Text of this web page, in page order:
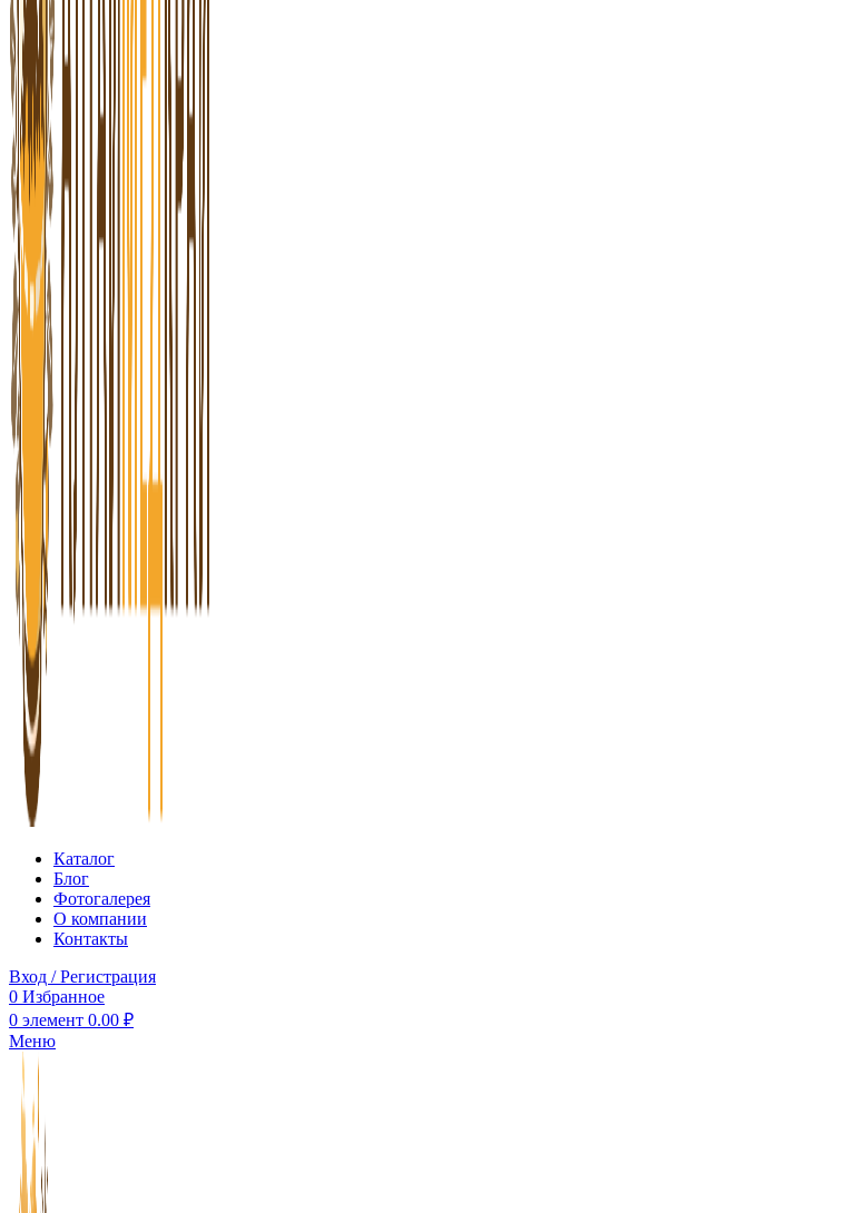
Каталог
Блог
Фотогалерея
О компании
Контакты
Вход / Регистрация
0 Избранное
0 элемент 0.00 ₽
Меню